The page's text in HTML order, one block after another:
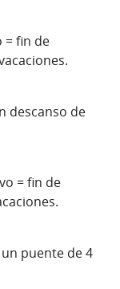
= fin de
descanso de
= fin de
puente de 4